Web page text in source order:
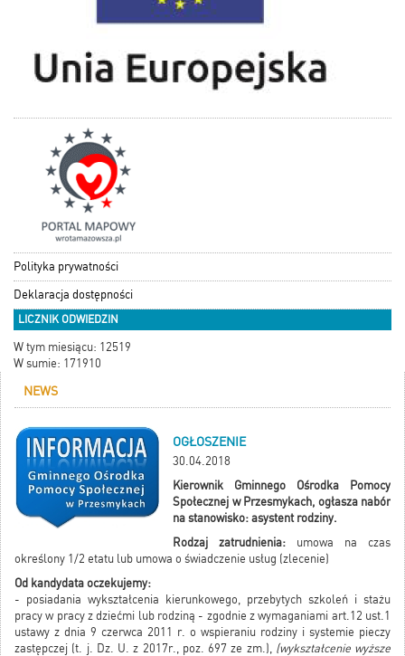
Polityka prywatności
Deklaracja dostępności
LICZNIK ODWIEDZIN
W tym miesiącu: 12519
W sumie: 171910
NEWS
OGŁOSZENIE
30.04.2018
Kierownik Gminnego Ośrodka Pomocy
Społecznej w Przesmykach, ogłasza nabór
na stanowisko: asystent rodziny.
Rodzaj zatrudnienia: umowa na czas
określony 1/2 etatu lub umowa o świadczenie usług (zlecenie)
Od kandydata oczekujemy:
- posiadania wykształcenia kierunkowego, przebytych szkoleń i stażu
pracy w pracy z dziećmi lub rodziną - zgodnie z wymaganiami art.12 ust.1
ustawy z dnia 9 czerwca 2011 r. o wspieraniu rodziny i systemie pieczy
zastępczej (t. j. Dz. U. z 2017r., poz. 697 ze zm.), (wykształcenie wyższe